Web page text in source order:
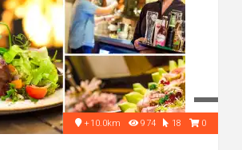
+10.0km 974 18 0